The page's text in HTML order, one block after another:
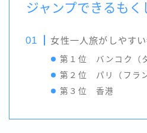
ジャンプできるもく
女性一人旅がしやす
第１位 バンコク（
第２位 パリ（フラン
第３位 香港